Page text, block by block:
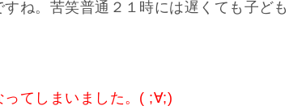
ね。苦笑普通２１時には遅くても子ども
てしまいました。( ;∀;)